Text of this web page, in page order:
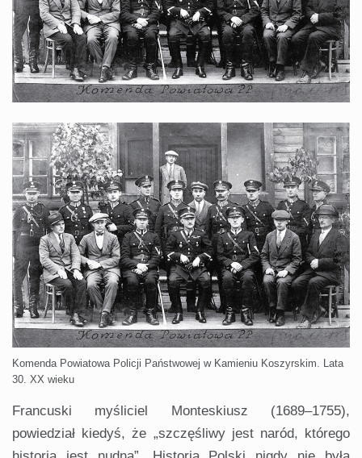
Komenda Powiatowa Policji Państwowej w Kamieniu Koszyrskim. Lata
30. XX wieku
Francuski myśliciel Monteskiusz (1689–1755),
powiedział kiedyś, że „szczęśliwy jest naród, którego